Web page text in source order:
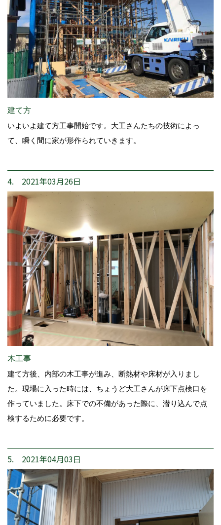
建て方
いよいよ建て方工事開始です。大工さんたちの技術によっ
て、瞬く間に家が形作られていきます。
4. 2021年03月26日
木工事
建て方後、内部の木工事が進み、断熱材や床材が入りまし
た。現場に入った時には、ちょうど大工さんが床下点検口を
作っていました。床下での不備があった際に、潜り込んで点
検するために必要です。
5. 2021年04月03日